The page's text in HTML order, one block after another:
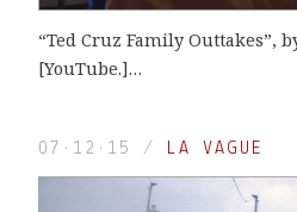
“Ted Cruz Family Outtakes”,
[YouTube.]…
07·12·15 / LA VAGUE